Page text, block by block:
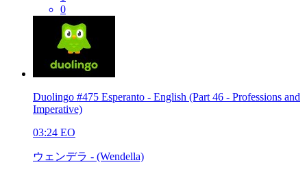
0
Duolingo #475 Esperanto - English (Part 46 - Professions and
Imperative)
03:24 EO
ウェンデラ - (Wendella)